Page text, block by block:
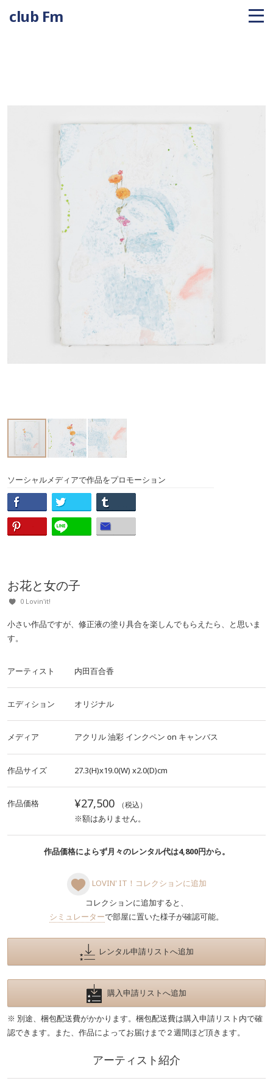
club Fm
ソーシャルメディアで作品をプロモーション
お花と女の子
0 Lovin'it!
小さい作品ですが、修正液の塗り具合を楽しんでもらえたら、と思いま
す。
アーティスト 内田百合香
エディション オリジナル
メディア アクリル油彩 インクペン on キャンバス
作品サイズ 27.3(H)x19.0(W) x2.0(D)cm
作品価格 ¥27,500 （税込）
※額はありません。
作品価格によらず月々のレンタル代は4,800円から。
LOVIN' IT！コレクションに追加
コレクションに追加すると、
シミュレーターで部屋に置いた様子が確認可能。
レンタル申請リストへ追加
購入申請リストへ追加
※ 別途、梱包配送費がかかります。梱包配送費は購入申請リスト内で確
認できます。また、作品によってお届けまで２週間ほど頂きます。
アーティスト紹介